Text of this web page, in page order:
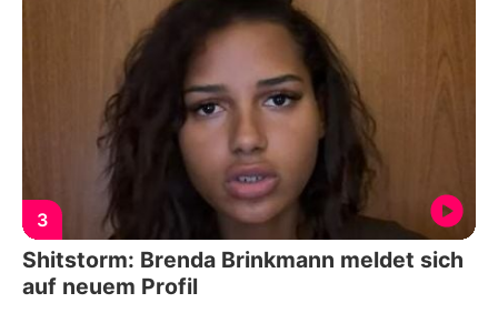
3
Shitstorm: Brenda Brinkmann meldet sich
auf neuem Profil